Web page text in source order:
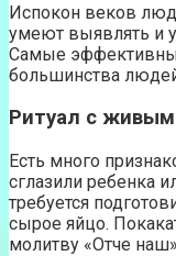
Испокон веков
умеют выявлять и
Самые
большинства
Ритуал с
Есть много
сглазили ребенка
требуется
сырое яйцо.
молитву «Отче